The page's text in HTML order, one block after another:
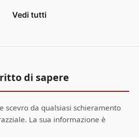
Vedi tutti
di sapere
scevro da qualsiasi schieramento
La sua informazione è